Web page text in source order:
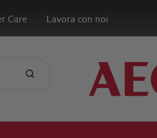
Care Lavora con noi